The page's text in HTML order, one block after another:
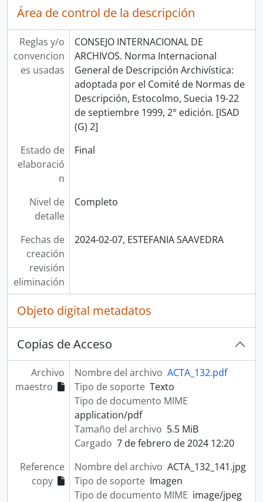
Área de control de la descripción
Reglas y/o
convencion
es usadas
CONSEJO INTERNACIONAL DE
ARCHIVOS. Norma Internacional
General de Descripción Archivística:
adoptada por el Comité de Normas de
Descripción, Estocolmo, Suecia 19-22
de septiembre 1999, 2° edición. [ISAD
(G) 2]
Estado de
elaboració
n
Final
Nivel de
detalle
Completo
Fechas de
creación
revisión
eliminación
2024-02-07, ESTEFANIA SAAVEDRA
Objeto digital metadatos
Copias de Acceso
Archivo
maestro
Nombre del archivo ACTA_132.pdf
Tipo de soporte Texto
Tipo de documento MIME
application/pdf
Tamaño del archivo 5.5 MiB
Cargado 7 de febrero de 2024 12:20
Reference
copy
Nombre del archivo ACTA_132_141.jpg
Tipo de soporte Imagen
Tipo de documento MIME image/jpeg